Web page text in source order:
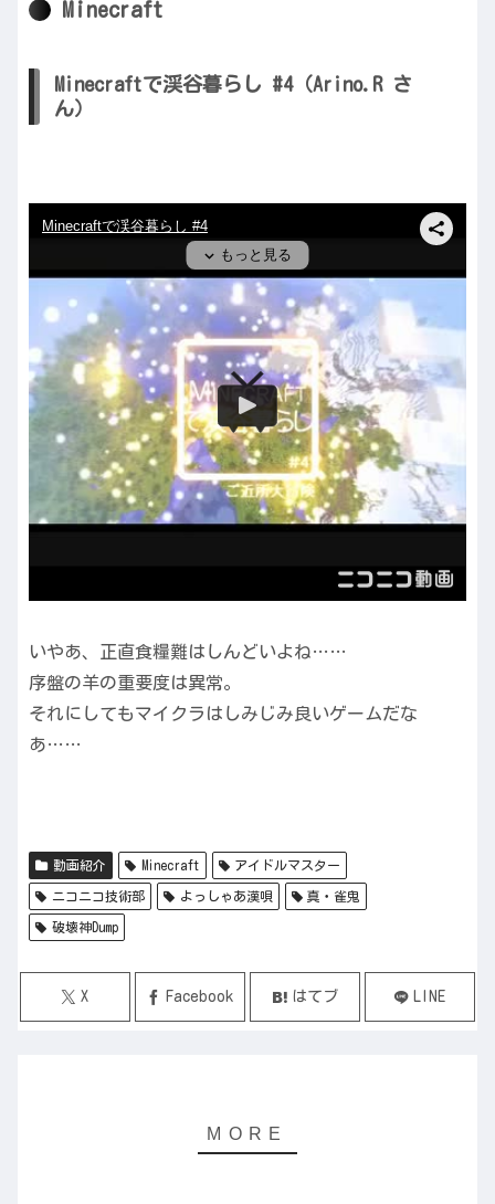
Minecraft
Minecraftで渓谷暮らし #4（Arino.R さ
ん）
いやあ、正直食糧難はしんどいよね……
序盤の羊の重要度は異常。
それにしてもマイクラはしみじみ良いゲームだな
あ……
動画紹介 Minecraft アイドルマスター
ニコニコ技術部 よっしゃあ漢唄 真・雀鬼
破壊神Dump
X Facebook はてブ LINE